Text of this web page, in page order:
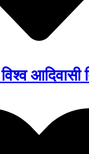
आदिवासी